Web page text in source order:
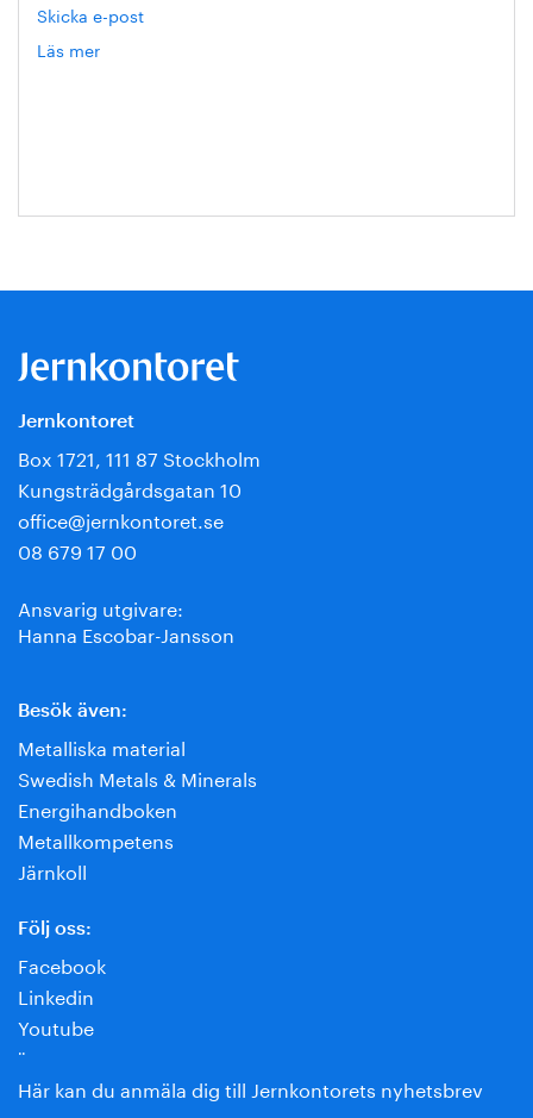
Skicka e-post
Läs mer
Jernkontoret
Box 1721, 111 87 Stockholm
Kungsträdgårdsgatan 10
office@jernkontoret.se
08 679 17 00
Ansvarig utgivare:
Hanna Escobar-Jansson
Besök även:
Metalliska material
Swedish Metals & Minerals
Energihandboken
Metallkompetens
Järnkoll
Följ oss:
Facebook
Linkedin
Youtube
¨
Här kan du anmäla dig till Jernkontorets nyhetsbrev